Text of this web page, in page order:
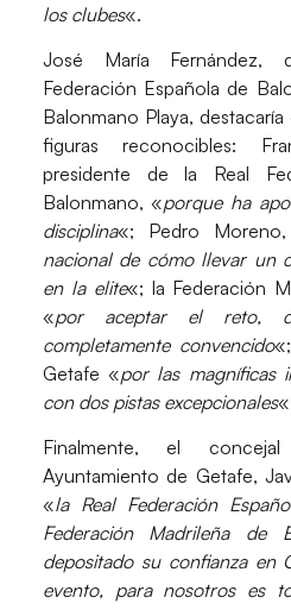
los clubes«.
José María Fernández,
Federación Española de
Balonmano Playa,
figuras reconocibles:
presidente de la Real
Balonmano, «porque ha
disciplina«; Pedro
nacional de cómo llevar un
en la elite«; la Federación
«por aceptar el reto,
completamente convencido
Getafe «por las magníficas
con dos pistas excepcionales
Finalmente, el
Ayuntamiento de Getafe,
«la Real Federación
Federación Madrileña de
depositado su confianza en
evento, para nosotros es